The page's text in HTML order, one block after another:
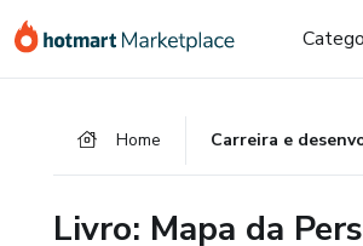
para
para
para
Home Carreira e
Livro: Mapa da